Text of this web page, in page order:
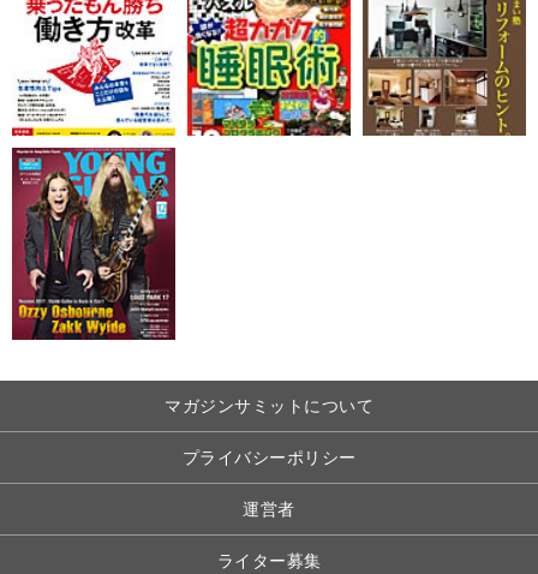
マガジンサミットについて
プライバシーポリシー
運営者
ライター募集